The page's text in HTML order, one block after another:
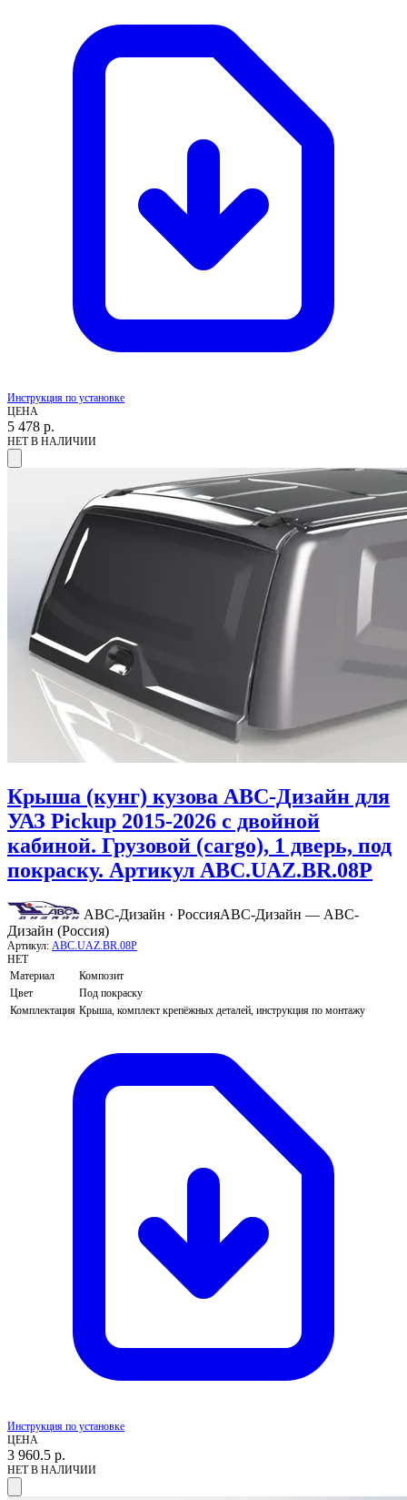
Инструкция по установке
ЦЕНА
5 478 р.
НЕТ В НАЛИЧИИ
Крыша (кунг) кузова АВС-Дизайн для
УАЗ Pickup 2015-2026 с двойной
кабиной. Грузовой (cargo), 1 дверь, под
покраску. Артикул ABC.UAZ.BR.08P
АВС-Дизайн · РоссияАВС-Дизайн — АВС-
Дизайн (Россия)
Артикул: ABC.UAZ.BR.08P
НЕТ
Материал
Композит
Цвет
Под покраску
Комплектация Крыша, комплект крепёжных деталей, инструкция по монтажу
Инструкция по установке
ЦЕНА
3 960.5 р.
НЕТ В НАЛИЧИИ